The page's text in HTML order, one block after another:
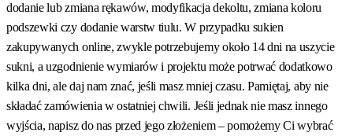
dodanie lub zmiana rękawów, modyfikacja dekoltu, zmiana koloru
podszewki czy dodanie warstw tiulu. W przypadku sukien
zakupywanych online, zwykle potrzebujemy około 14 dni na uszycie
sukni, a uzgodnienie wymiarów i projektu może potrwać dodatkowo
kilka dni, ale daj nam znać, jeśli masz mniej czasu. Pamiętaj, aby nie
składać zamówienia w ostatniej chwili. Jeśli jednak nie masz innego
wyjścia, napisz do nas przed jego złożeniem – pomożemy Ci wybrać